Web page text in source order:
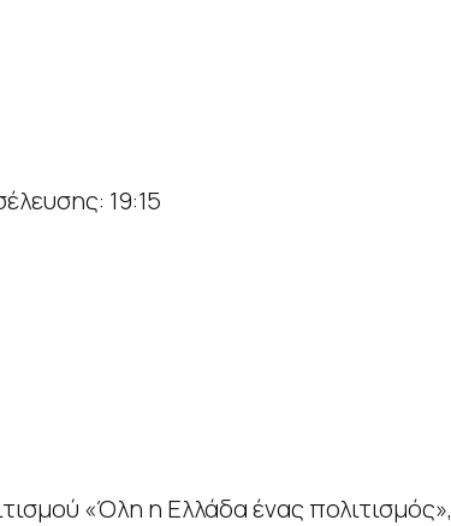
19:15
«Όλη η Ελλάδα ένας πολιτισμός»,